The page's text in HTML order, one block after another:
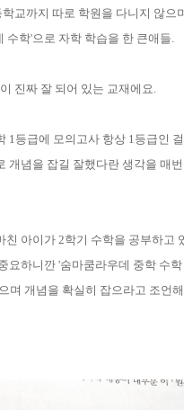
교까지 따로 학원을 다니지 않으
수학'으로 자학 학습을 한 큰애들.
진짜 잘 되어 있는 교재에요.
1등급에 모의고사 항상 1등급인
개념을 잡길 잘했다란 생각을 매
친 아이가 2학기 수학을 공부하고
요하니깐 '숨마쿰라우데 중학 수
며 개념을 확실히 잡으라고 조언